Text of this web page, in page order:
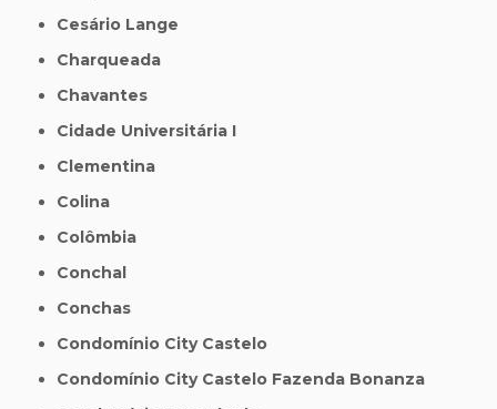
Cesário Lange
Charqueada
Chavantes
Cidade Universitária I
Clementina
Colina
Colômbia
Conchal
Conchas
Condomínio City Castelo
Condomínio City Castelo Fazenda Bonanza